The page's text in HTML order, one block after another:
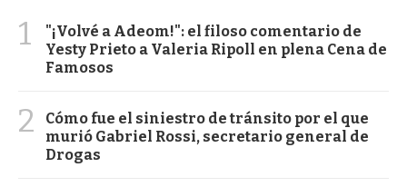
1
"¡Volvé a Adeom!": el filoso comentario de
Yesty Prieto a Valeria Ripoll en plena Cena de
Famosos
2
Cómo fue el siniestro de tránsito por el que
murió Gabriel Rossi, secretario general de
Drogas